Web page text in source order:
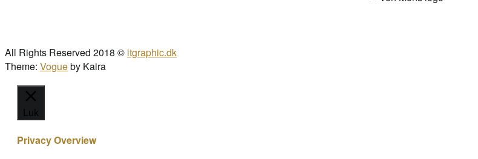
All Rights Reserved 2018 © itgraphic.dk
Theme: Vogueby Kaira
Luk
Privacy Overview